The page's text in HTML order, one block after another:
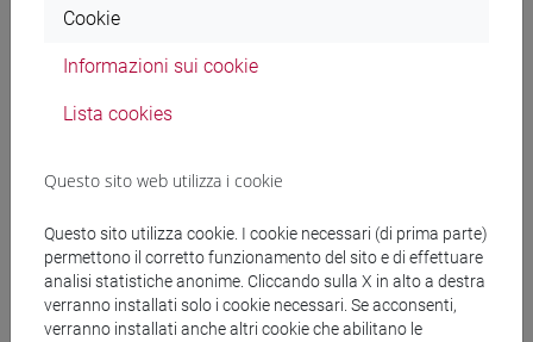
Ricerca insegnamenti
Ricerca pubblicazioni
Ricerca risorse bibliografiche
Cookie
Informazioni sui cookie
Lista cookies
Questo sito web utilizza i cookie
Questo sito utilizza cookie. I cookie necessari (di prima parte)
permettono il corretto funzionamento del sito e di effettuare
analisi statistiche anonime. Cliccando sulla X in alto a destra
verranno installati solo i cookie necessari. Se acconsenti,
verranno installati anche altri cookie che abilitano le